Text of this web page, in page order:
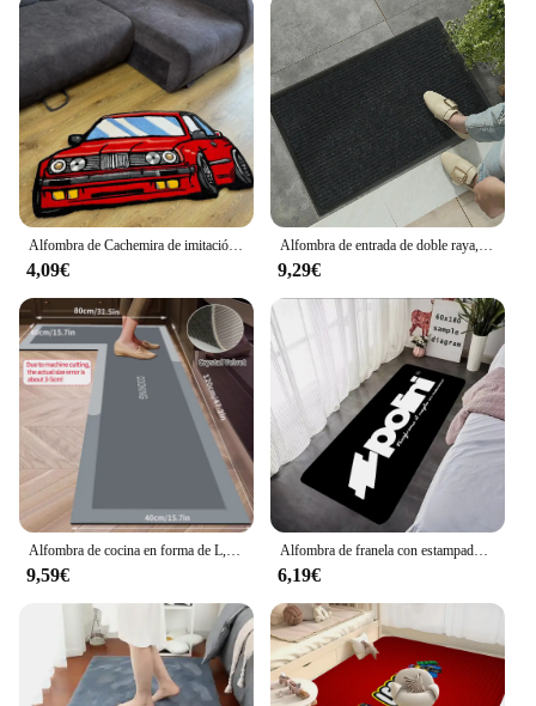
engineered to provide a comfortable grip, reducing
hand fatigue during extended cooking sessions. The
sleek, modern style of these utensils adds a touch of
elegance to any kitchen, making them a stylish
addition to your cookware collection. The set is
available in various sizes, ensuring that you have
the right tool for every task. Whether you're
sautéing, stirring, or serving, the piqueta Esterilla
set is your perfect ally in the kitchen.
**Versatility for Every Chef**
The piqueta Esterilla set is not just a collection of
utensils; it's a versatile culinary toolkit. Each piece
is designed to perform specific tasks, from the
precision of the spatula to the sturdiness of the
ladle. This set is perfect for both professional chefs
and home cooks, offering a complete solution for all
your cooking needs. The piqueta Esterilla set is not
just about functionality; it's also about convenience.
With multiple utensils included, you can tackle any
recipe with ease, making it an indispensable
addition to any kitchen.
Alfombra de Cachemira de imitación de Color para coche, tecnología de impresión Digital, regalo de inauguración de la casa Simple, alfombra decorativa antideslizante hecha a mano
4,09€
Alfombra de entrada de doble raya, alfombra antideslizante de PVC para oficina, hogar, cocina y baño, 1 ud.
9,29€
Alfombra de cocina en forma de L, alfombrillas antideslizantes para pies, alfombra Simple de terciopelo de cristal para sala de estar, alfombra absorbente para baño y balcón
9,59€
Alfombra de franela con estampado gráfico para el hogar, Felpudo de monopatín italiano, para baño, cocina, entrada, decoración del hogar
6,19€